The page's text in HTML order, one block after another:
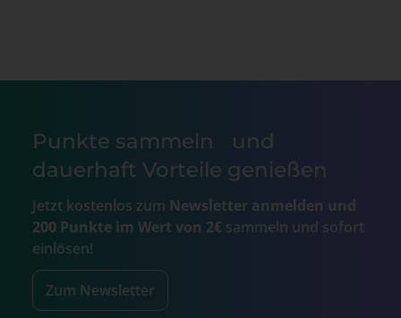
Punkte sammeln und
dauerhaft Vorteile genießen
Jetzt kostenlos zum Newsletter anmelden und
200 Punkte im Wert von 2€ sammeln und sofort
einlösen!
Zum Newsletter